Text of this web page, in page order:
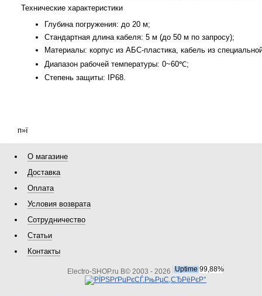
Технические характеристики
Глубина погружения: до 20 м;
Стандартная длина кабеля: 5 м (до 50 м по запросу);
Материалы: корпус из АБС-пластика, кабель из
Диапазон рабочей температуры: 0~60℃;
Степень защиты: IP68.
п»ї
О магазине
Доставка
Оплата
Условия возврата
Сотрудничество
Статьи
Контакты
Electro-SHOP.ru В© 2003 - 2026